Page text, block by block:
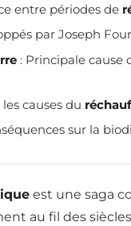
entre périodes de
par Joseph
: Principale cause
causes du
sur la
est une saga
au fil des